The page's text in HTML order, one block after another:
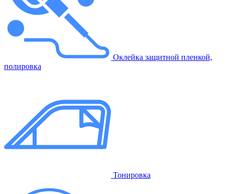
Оклейка защитной пленкой,
полировка
Тонировка